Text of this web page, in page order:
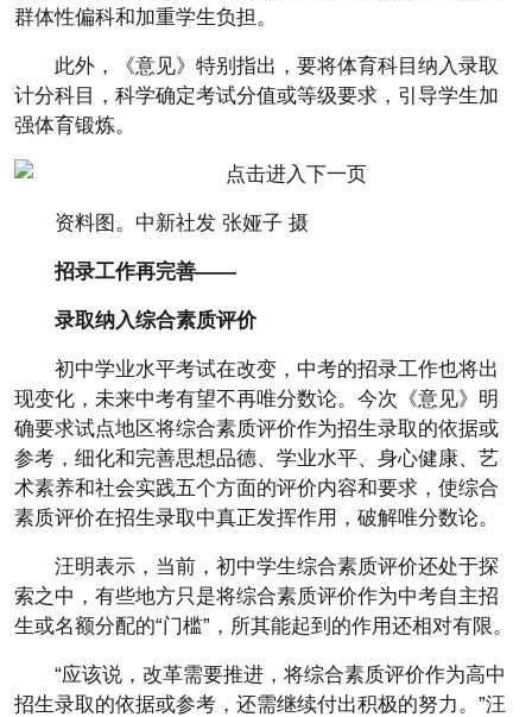
群体性偏科和加重学生负担。
此外，《意见》特别指出，要将体育科目纳入录取
计分科目，科学确定考试分值或等级要求，引导学生加
强体育锻炼。
资料图。中新社发 张娅子 摄
招录工作再完善——
录取纳入综合素质评价
初中学业水平考试在改变，中考的招录工作也将出
现变化，未来中考有望不再唯分数论。今次《意见》明
确要求试点地区将综合素质评价作为招生录取的依据或
参考，细化和完善思想品德、学业水平、身心健康、艺
术素养和社会实践五个方面的评价内容和要求，使综合
素质评价在招生录取中真正发挥作用，破解唯分数论。
汪明表示，当前，初中学生综合素质评价还处于探
索之中，有些地方只是将综合素质评价作为中考自主招
生或名额分配的“门槛”，所其能起到的作用还相对有限。
“应该说，改革需要推进，将综合素质评价作为高中
招生录取的依据或参考，还需继续付出积极的努力。”汪